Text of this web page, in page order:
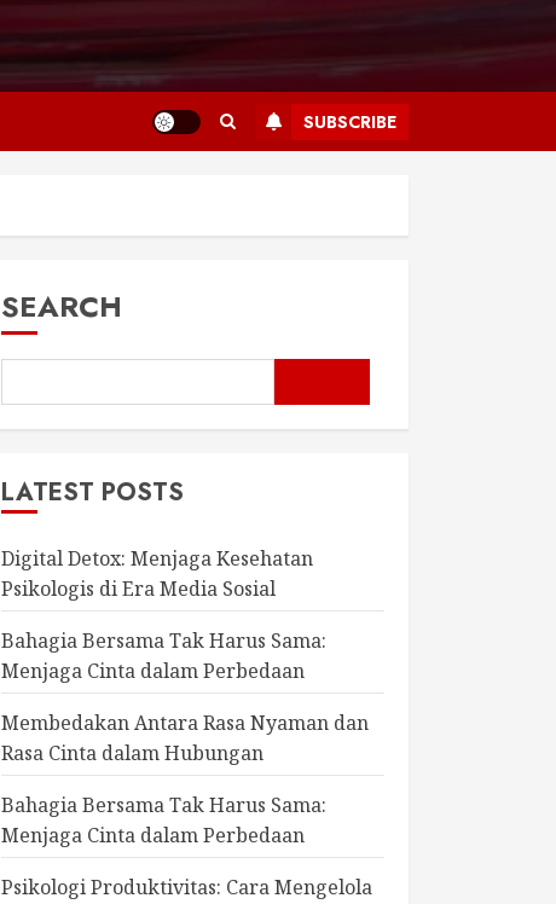
SUBSCRIBE
SEARCH
LATEST POSTS
Digital Detox: Menjaga Kesehatan
Psikologis di Era Media Sosial
Bahagia Bersama Tak Harus Sama:
Menjaga Cinta dalam Perbedaan
Membedakan Antara Rasa Nyaman dan
Rasa Cinta dalam Hubungan
Bahagia Bersama Tak Harus Sama:
Menjaga Cinta dalam Perbedaan
Psikologi Produktivitas: Cara Mengelola